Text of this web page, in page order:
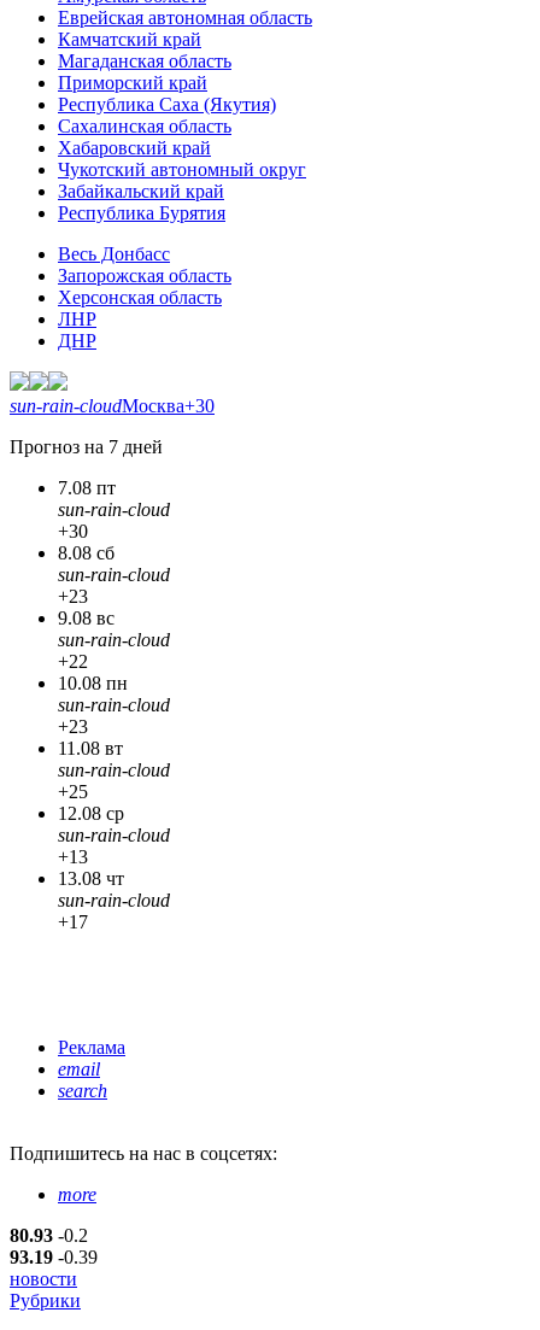
Еврейская автономная область
Камчатский край
Магаданская область
Приморский край
Республика Саха (Якутия)
Сахалинская область
Хабаровский край
Чукотский автономный округ
Забайкальский край
Республика Бурятия
Весь Донбасс
Запорожская область
Херсонская область
ЛНР
ДНР
sun-rain-cloudМосква+30
Прогноз на 7 дней
7.08 пт
sun-rain-cloud
+30
8.08 сб
sun-rain-cloud
+23
9.08 вс
sun-rain-cloud
+22
10.08 пн
sun-rain-cloud
+23
11.08 вт
sun-rain-cloud
+25
12.08 ср
sun-rain-cloud
+13
13.08 чт
sun-rain-cloud
+17
Реклама
email
search
Подпишитесь на нас в соцсетях:
more
80.93 -0.2
93.19 -0.39
новости
Рубрики